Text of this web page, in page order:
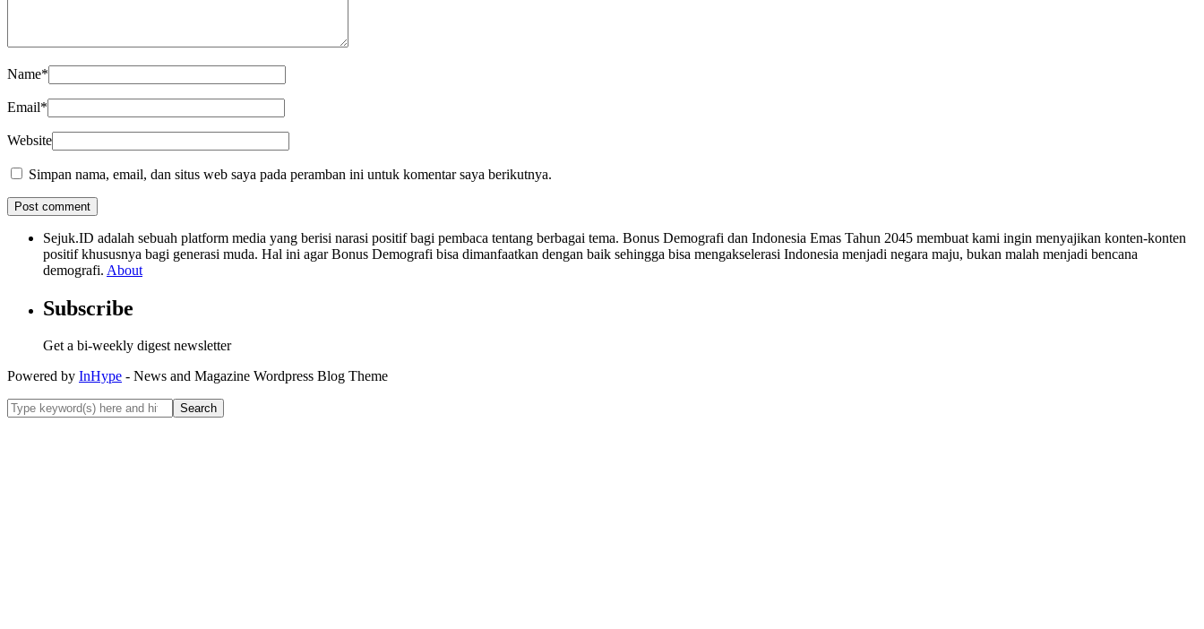
Name*
Email*
Website
Simpan nama, email, dan situs web saya pada peramban ini untuk komentar saya berikutnya.
Sejuk.ID adalah sebuah platform media yang berisi narasi positif bagi pembaca tentang berbagai tema. Bonus Demografi dan Indonesia Emas Tahun 2045 membuat kami ingin menyajikan konten-konten
positif khususnya bagi generasi muda. Hal ini agar Bonus Demografi bisa dimanfaatkan dengan baik sehingga bisa mengakselerasi Indonesia menjadi negara maju, bukan malah menjadi bencana
demografi. About
Subscribe
Get a bi-weekly digest newsletter
Powered by InHype - News and Magazine Wordpress Blog Theme